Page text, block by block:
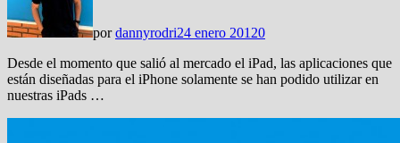
pordannyrodri24 enero 20120
Desde el momento que salió al mercado el iPad, las aplicaciones que
están diseñadas para el iPhone solamente se han podido utilizar en
nuestras iPads …